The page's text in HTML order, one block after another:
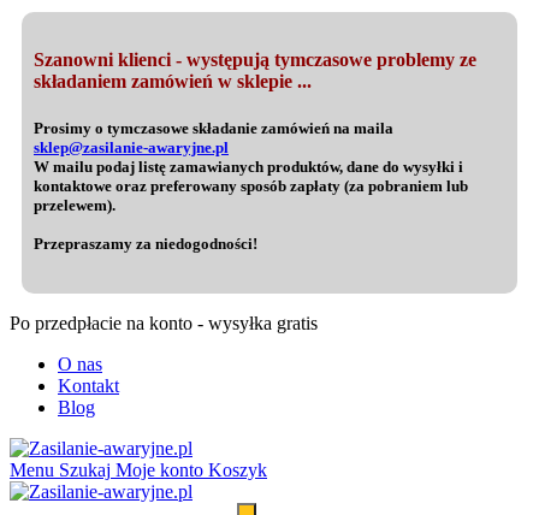
Szanowni klienci - występują tymczasowe problemy ze
składaniem zamówień w sklepie ...
Prosimy o tymczasowe składanie zamówień na maila
sklep@zasilanie-awaryjne.pl
W mailu podaj listę zamawianych produktów, dane do wysyłki i
kontaktowe oraz preferowany sposób zapłaty (za pobraniem lub
przelewem).
Przepraszamy za niedogodności!
Po przedpłacie na konto - wysyłka gratis
O nas
Kontakt
Blog
Menu Szukaj Moje konto Koszyk